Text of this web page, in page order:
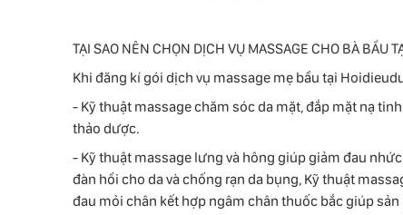
TẠI SAO NÊN CHỌN DỊCH VỤ MASSAGE CHO BÀ BẦU
Khi đăng kí gói dịch vụ massage mẹ bầu tại
- Kỹ thuật massage chăm sóc da mặt, đắp mặt nạ
thảo dược.
- Kỹ thuật massage lưng và hông giúp giảm đau
đàn hồi cho da và chống rạn da bụng, Kỹ thuật
đau mỏi chân kết hợp ngâm chân thuốc bắc giúp